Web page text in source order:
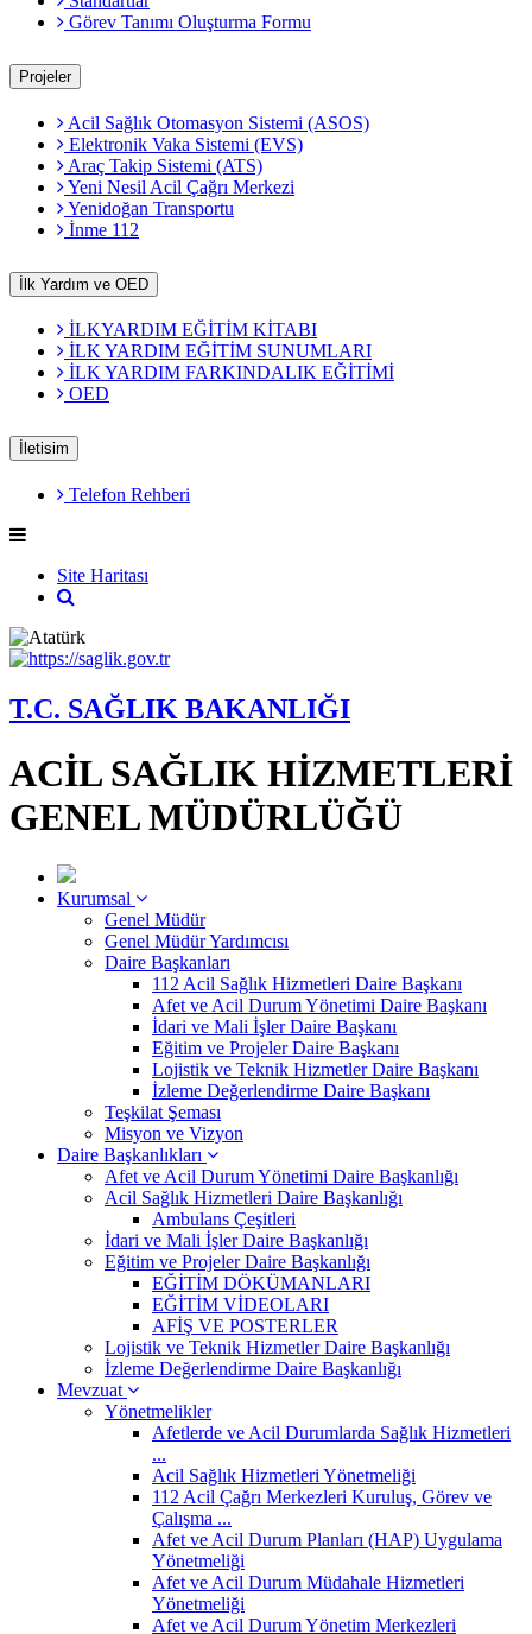
Görev Tanımı Oluşturma Formu
Projeler
Acil Sağlık Otomasyon Sistemi (ASOS)
Elektronik Vaka Sistemi (EVS)
Araç Takip Sistemi (ATS)
Yeni Nesil Acil Çağrı Merkezi
Yenidoğan Transportu
İnme 112
İlk Yardım ve OED
İLKYARDIM EĞİTİM KİTABI
İLK YARDIM EĞİTİM SUNUMLARI
İLK YARDIM FARKINDALIK EĞİTİMİ
OED
İletisim
Telefon Rehberi
Site Haritası
T.C. SAĞLIK BAKANLIĞI
ACİL SAĞLIK HİZMETLERİ
GENEL MÜDÜRLÜĞÜ
Kurumsal
Genel Müdür
Genel Müdür Yardımcısı
Daire Başkanları
112 Acil Sağlık Hizmetleri Daire Başkanı
Afet ve Acil Durum Yönetimi Daire Başkanı
İdari ve Mali İşler Daire Başkanı
Eğitim ve Projeler Daire Başkanı
Lojistik ve Teknik Hizmetler Daire Başkanı
İzleme Değerlendirme Daire Başkanı
Teşkilat Şeması
Misyon ve Vizyon
Daire Başkanlıkları
Afet ve Acil Durum Yönetimi Daire Başkanlığı
Acil Sağlık Hizmetleri Daire Başkanlığı
Ambulans Çeşitleri
İdari ve Mali İşler Daire Başkanlığı
Eğitim ve Projeler Daire Başkanlığı
EĞİTİM DÖKÜMANLARI
EĞİTİM VİDEOLARI
AFİŞ VE POSTERLER
Lojistik ve Teknik Hizmetler Daire Başkanlığı
İzleme Değerlendirme Daire Başkanlığı
Mevzuat
Yönetmelikler
Afetlerde ve Acil Durumlarda Sağlık Hizmetleri
...
Acil Sağlık Hizmetleri Yönetmeliği
112 Acil Çağrı Merkezleri Kuruluş, Görev ve
Çalışma ...
Afet ve Acil Durum Planları (HAP) Uygulama
Yönetmeliği
Afet ve Acil Durum Müdahale Hizmetleri
Yönetmeliği
Afet ve Acil Durum Yönetim Merkezleri